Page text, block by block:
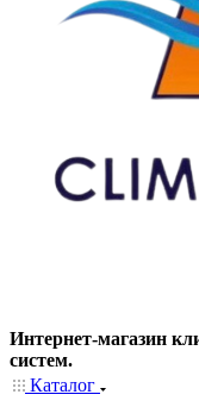
Интернет-магазин
систем.
Каталог